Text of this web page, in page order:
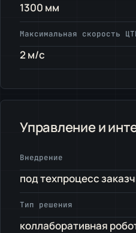
1300 мм
Максимальная скорость
2 м/с
Управление и
Внедрение
под техпроцесс
Тип решения
коллаборативная